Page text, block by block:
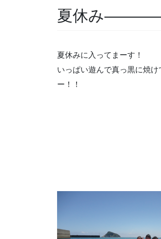
夏休み
夏休みに入ってまーす！
いっぱい遊んで真っ黒に焼け
ー！！